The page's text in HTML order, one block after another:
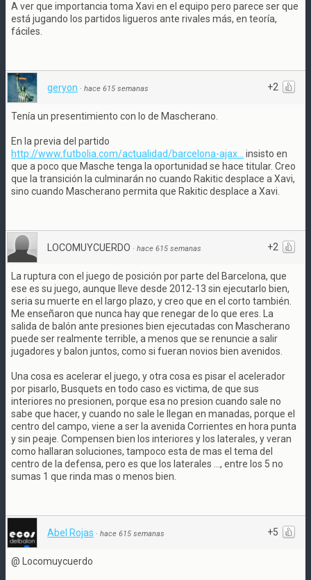
A ver que importancia toma Xavi en el equipo pero parece ser que
está jugando los partidos ligueros ante rivales más, en teoría,
fáciles.
+2
geryon · hace 615 semanas
Tenía un presentimiento con lo de Mascherano.
En la previa del partido
http://www.futbolia.com/actualidad/barcelona-ajax...
insisto en
que a poco que Masche tenga la oportunidad se hace titular. Creo
que la transición la culminarán no cuando Rakitic desplace a Xavi,
sino cuando Mascherano permita que Rakitic desplace a Xavi.
+2
LOCOMUYCUERDO · hace 615 semanas
La ruptura con el juego de posición por parte del Barcelona, que
ese es su juego, aunque lleve desde 2012-13 sin ejecutarlo bien,
seria su muerte en el largo plazo, y creo que en el corto también.
Me enseñaron que nunca hay que renegar de lo que eres. La
salida de balón ante presiones bien ejecutadas con Mascherano
puede ser realmente terrible, a menos que se renuncie a salir
jugadores y balon juntos, como si fueran novios bien avenidos.
Una cosa es acelerar el juego, y otra cosa es pisar el acelerador
por pisarlo, Busquets en todo caso es victima, de que sus
interiores no presionen, porque esa no presion cuando sale no
sabe que hacer, y cuando no sale le llegan en manadas, porque el
centro del campo, viene a ser la avenida Corrientes en hora punta
y sin peaje. Compensen bien los interiores y los laterales, y veran
como hallaran soluciones, tampoco esta de mas el tema del
centro de la defensa, pero es que los laterales ..., entre los 5 no
sumas 1 que rinda mas o menos bien.
+5
Abel Rojas · hace 615 semanas
@ Locomuycuerdo